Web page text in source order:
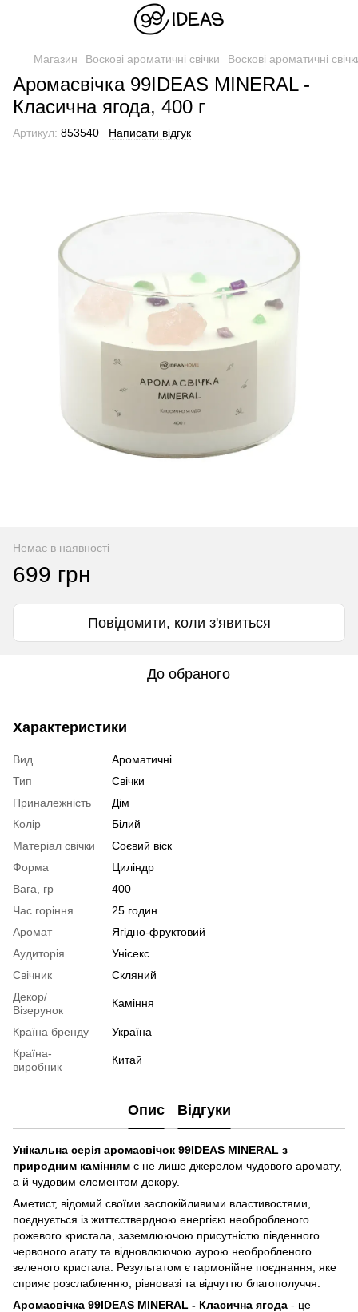
Магазин Воскові ароматичні свічки Воскові ароматичні
Аромасвічка 99IDEAS MINERAL -
Класична ягода, 400 г
Артикул: 853540 Написати відгук
Немає в наявності
699 грн
Повідомити, коли з'явиться
До обраного
Характеристики
Вид
Ароматичні
Тип
Свічки
Приналежність
Дім
Колір
Білий
Матеріал свічки
Соєвий віск
Форма
Циліндр
Вага, гр
400
Час горіння
25 годин
Аромат
Ягідно-фруктовий
Аудиторія
Унісекс
Свічник
Скляний
Декор/
Візерунок
Каміння
Країна бренду
Україна
Країна-
виробник
Китай
Опис Відгуки
Унікальна серія аромасвічок 99IDEAS MINERAL з
природним камінням є не лише джерелом чудового аромату,
а й чудовим елементом декору.
Аметист, відомий своїми заспокійливими властивостями,
поєднується із життєствердною енергією необробленого
рожевого кристала, заземлюючою присутністю південного
червоного агату та відновлюючою аурою необробленого
зеленого кристала. Результатом є гармонійне поєднання, яке
сприяє розслабленню, рівновазі та відчуттю благополуччя.
Аромасвічка 99IDEAS MINERAL - Класична ягода - це